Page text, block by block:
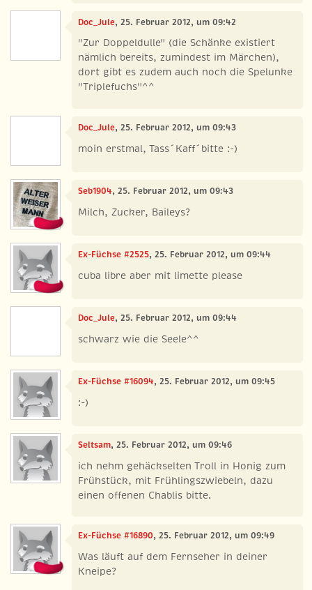
Doc_Jule, 25. Februar 2012, um 09:42
"Zur Doppeldulle" (die Schänke existiert
nämlich bereits, zumindest im Märchen),
dort gibt es zudem auch noch die Spelunke
"Triplefuchs"^^
Doc_Jule, 25. Februar 2012, um 09:43
moin erstmal, Tass´Kaff´bitte :-)
Seb1904, 25. Februar 2012, um 09:43
Milch, Zucker, Baileys?
Ex-Füchse #2525, 25. Februar 2012, um 09:44
cuba libre aber mit limette please
Doc_Jule, 25. Februar 2012, um 09:44
schwarz wie die Seele^^
Ex-Füchse #16094, 25. Februar 2012, um 09:45
:-)
Seltsam, 25. Februar 2012, um 09:46
ich nehm gehäckselten Troll in Honig zum
Frühstück, mit Frühlingszwiebeln, dazu
einen offenen Chablis bitte.
Ex-Füchse #16890, 25. Februar 2012, um 09:49
Was läuft auf dem Fernseher in deiner
Kneipe?